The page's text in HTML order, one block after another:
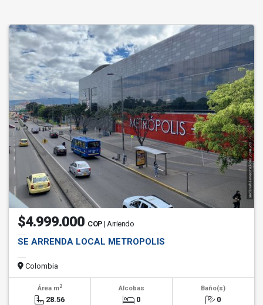
$4.999.000 COP | Arriendo
SE ARRENDA LOCAL METROPOLIS
Colombia
Área m2
28.56
Alcobas
0
Baño(s)
0